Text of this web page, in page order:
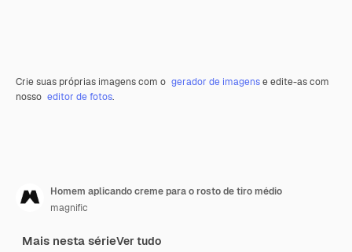
Crie suas próprias imagens com o gerador de imagense edite-as com
nosso editor de fotos.
Homem aplicando creme para o rosto de tiro médio
magnific
Mais nesta sérieVer tudo